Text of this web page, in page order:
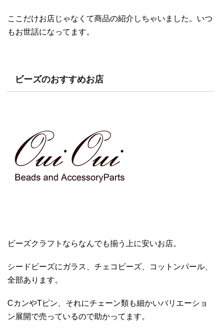
ここだけお店じゃなくて商品の紹介しちゃいました。いつ
もお世話になってます。
ビーズのおすすめお店
ビーズクラフトならなんでも揃う上に安いお店。
シードビーズにガラス、チェコビーズ、コットンパール、
全部あります。
CカンやTピン、それにチェーン類も細かいバリエーショ
ン展開で売っているので助かってます。